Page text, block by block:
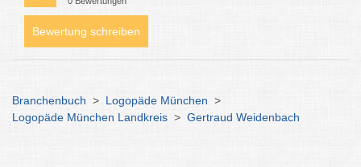
Bewertung schreiben
Branchenbuch > Logopäde München >
Logopäde München Landkreis > Gertraud Weidenbach